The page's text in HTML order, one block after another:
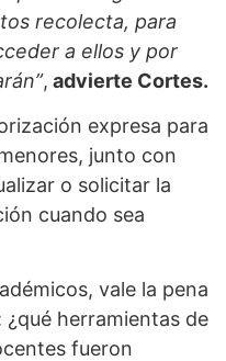
recolecta, para
a ellos y por
, advierte Cortes.
expresa para
junto con
o solicitar la
cuando sea
vale la pena
herramientas de
fueron